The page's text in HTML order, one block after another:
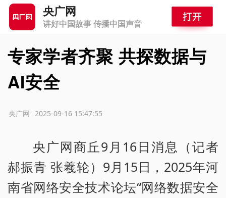
央广网
讲好中国故事 传播中国声音
专家学者齐聚 共探数据与
AI安全
2025-09-16 15:47:55
央广网
央广网商丘9月16日消息（记者
郝振青 张羲轮）9月15日，2025年河
南省网络安全技术论坛“网络数据安全